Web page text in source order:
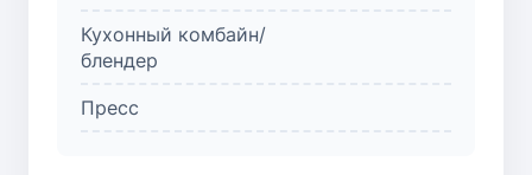
Кухонный комбайн/
блендер
Пресс